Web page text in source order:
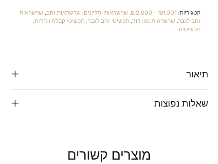
קטגוריות: ₪1,001 - ₪2,000
, שרשראות ותליונים, שרשראות זהב, שרשראות
זהב לגבר, שרשראות מגן דוד,תכשיטי זהב לגבר,תכשיטי קבלה ויהדות,
תכשיטים
תיאור
שאלות נפוצות
מוצרים קשורים